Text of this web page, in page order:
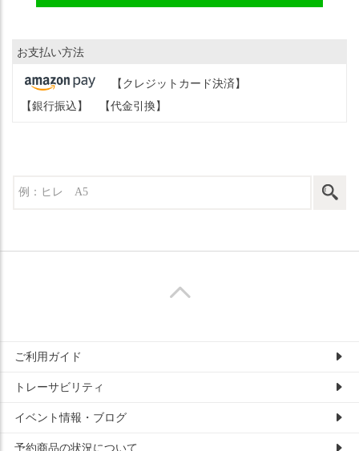
お支払い方法
【クレジットカード決済】
【銀行振込】
【代金引換】
ご利用ガイド
トレーサビリティ
イベント情報・ブログ
予約商品の状況について